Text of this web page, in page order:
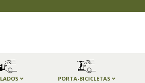
PORTA-BICICLETAS